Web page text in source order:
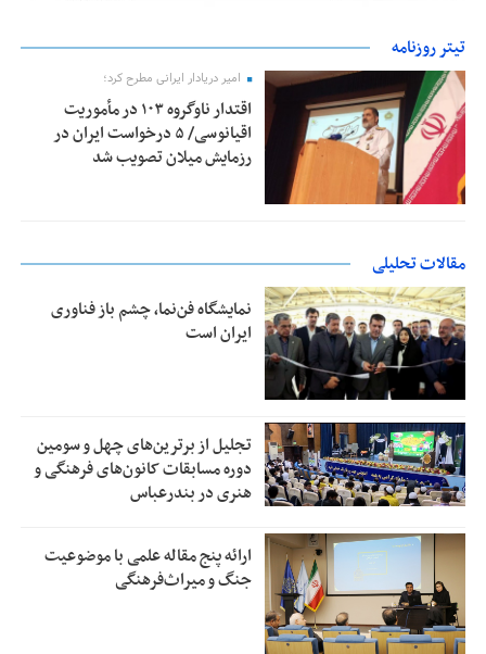
تیتر روزنامه
امیر دریادار ایرانی مطرح کرد؛
اقتدار ناوگروه ۱۰۳ در مأموریت‌
اقیانوسی/ ۵ درخواست ایران در
رزمایش میلان تصویب شد
مقالات تحلیلی
نمایشگاه فن‌نما، چشم باز فناوری
ایران است
تجلیل از بر‌ترین‌های چهل و سومین
دوره مسابقات کانون‌های فرهنگی و
هنری در بندرعباس
ارائه پنج مقاله علمی با موضوعیت
جنگ و میراث‌فرهنگی